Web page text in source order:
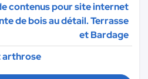
contenus pour site internet
de bois au détail. Terrasse
et Bardage
arthrose